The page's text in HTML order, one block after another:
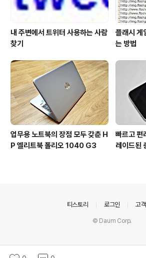
내 주변에서 트위터 사용하는 사람
찾기
플래시 게
는 방법
업무용 노트북의 장점 모두 갖춘 H
P 엘리트북 폴리오 1040 G3
빠르고 편
레이드된
티스토리 로그인 고
© Daum Corp.